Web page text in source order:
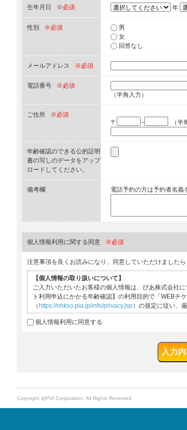
生年月日 ※必須 年
性別 ※必須
男
女
回答なし
メールアドレス ※必須
電話番号
※必須
（半角入力）
ご住所
※必須
〒
- （半
年齢確認のできる公的証明
書の写しのデータをアップ
ロードしてください。
備考欄 電話予約の方は予約者名義
個人情報利用に関する同意 ※必須
注意事項を良くお読みになり、同意していただけました
【個人情報の取り扱いについて】
ご入力いただいたお客様の個人情報は、ぴあ株式会社
ト利用申込にかかる年齢確認】の利用目的で「WEBチ
（ https://nhkso.pia.jp/info/privacy.jsp）の規定に従い、
個人情報利用に同意する
Copyright @PIA Corporation. All Rights Reserved